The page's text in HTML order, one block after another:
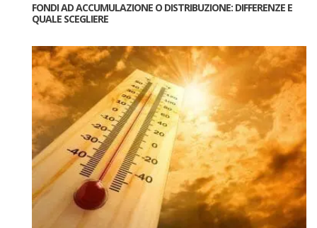
FONDI AD ACCUMULAZIONE O DISTRIBUZIONE: DIFFERENZE E
QUALE SCEGLIERE